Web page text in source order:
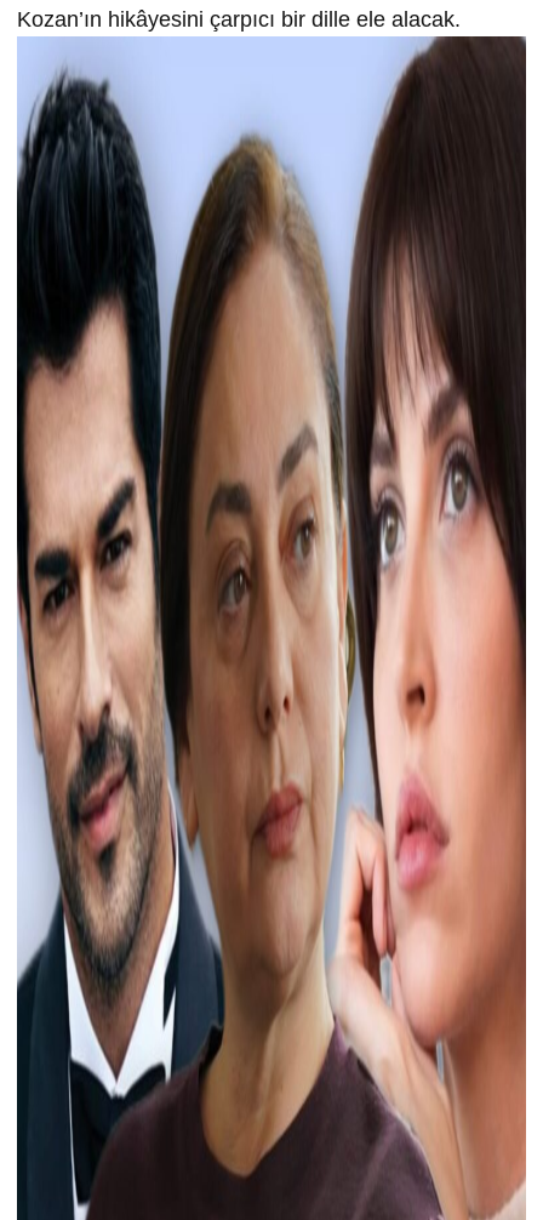
Kozan’ın hikâyesini çarpıcı bir dille ele alacak.